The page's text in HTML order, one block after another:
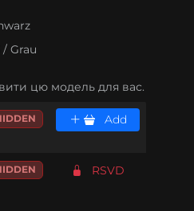
Grau
цю модель для вас.
Add
RSVD